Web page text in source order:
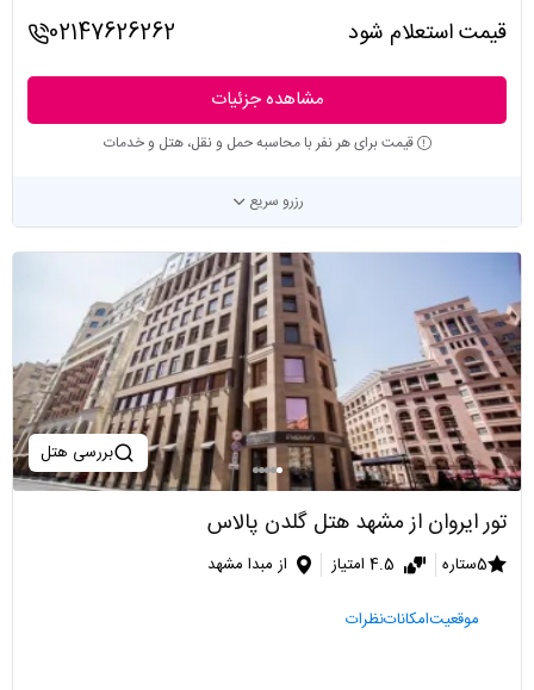
قیمت استعلام شود 02147626262
مشاهده جزئیات
قیمت برای هر نفر با محاسبه حمل و نقل، هتل و خدمات
رزرو سریع
بررسی هتل
تور ایروان از مشهد هتل گلدن پالاس
5ستاره 4.5 امتیاز از مبدا مشهد
موقعیتامکاناتنظرات